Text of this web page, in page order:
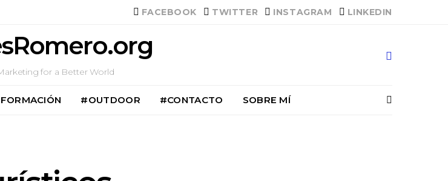
FACEBOOK TWITTER INSTAGRAM LINKEDIN
for a Better World
#OUTDOOR #CONTACTO SOBRE MÍ